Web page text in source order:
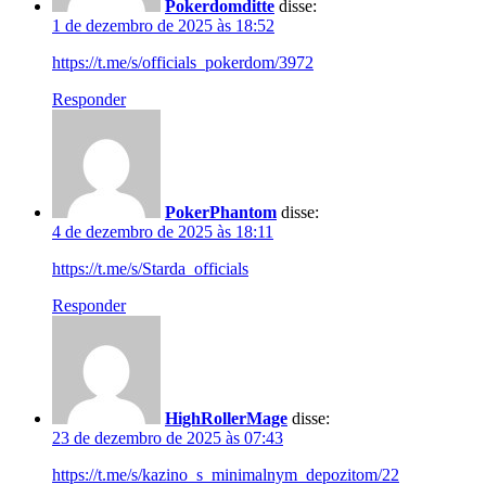
Pokerdomditte disse:
1 de dezembro de 2025 às 18:52
https://t.me/s/officials_pokerdom/3972
Responder
PokerPhantom disse:
4 de dezembro de 2025 às 18:11
https://t.me/s/Starda_officials
Responder
HighRollerMage disse:
23 de dezembro de 2025 às 07:43
https://t.me/s/kazino_s_minimalnym_depozitom/22